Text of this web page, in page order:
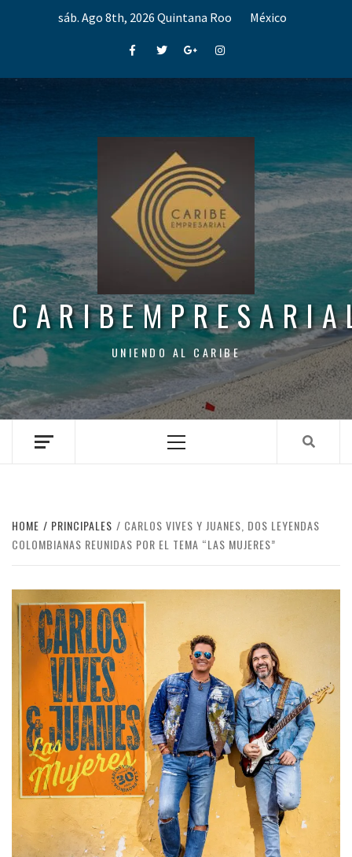
sáb. Ago 8th, 2026 Quintana Roo México
FacebookTwitterGoogle+Instagram
UNIENDO AL CARIBE
Menu
HOME PRINCIPALES
CARLOS VIVES Y JUANES, DOS LEYENDAS
COLOMBIANAS REUNIDAS POR EL TEMA “LAS MUJERES”